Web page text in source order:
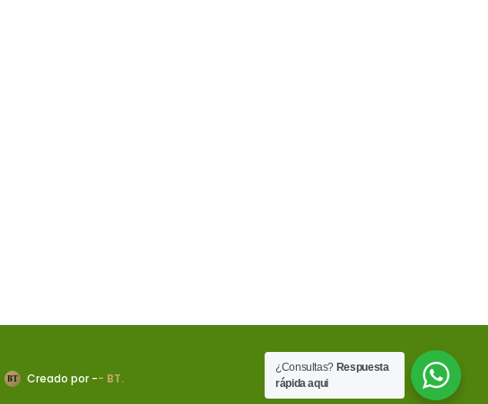
BT Creado por -- BT.
¿Consultas? Respuesta
rápida aqui